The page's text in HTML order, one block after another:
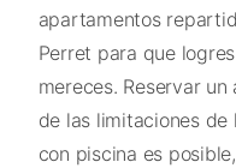
apartamentos
Perret para que
mereces. Reservar
de las limitaciones
con piscina es